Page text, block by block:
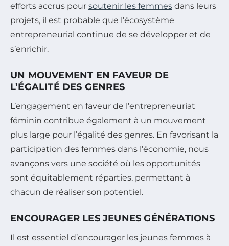
efforts accrus pour soutenir les femmes dans leurs
projets, il est probable que l’écosystème
entrepreneurial continue de se développer et de
s’enrichir.
UN MOUVEMENT EN FAVEUR DE
L’ÉGALITÉ DES GENRES
L’engagement en faveur de l’entrepreneuriat
féminin contribue également à un mouvement
plus large pour l’égalité des genres. En favorisant la
participation des femmes dans l’économie, nous
avançons vers une société où les opportunités
sont équitablement réparties, permettant à
chacun de réaliser son potentiel.
ENCOURAGER LES JEUNES GÉNÉRATIONS
Il est essentiel d’encourager les jeunes femmes à